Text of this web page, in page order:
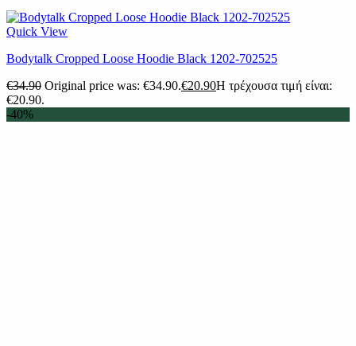
Quick View
Bodytalk Cropped Loose Hoodie Black 1202-702525
€34.90 Original price was: €34.90.€20.90Η τρέχουσα τιμή είναι:
€20.90.
-40%